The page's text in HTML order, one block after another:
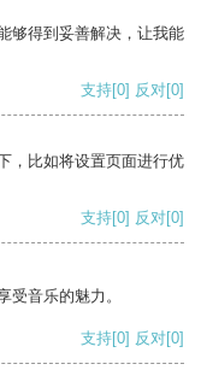
够得到妥善解决，让我能
支持[0] 反对[0]
，比如将设置页面进行优
支持[0] 反对[0]
受音乐的魅力。
支持[0] 反对[0]